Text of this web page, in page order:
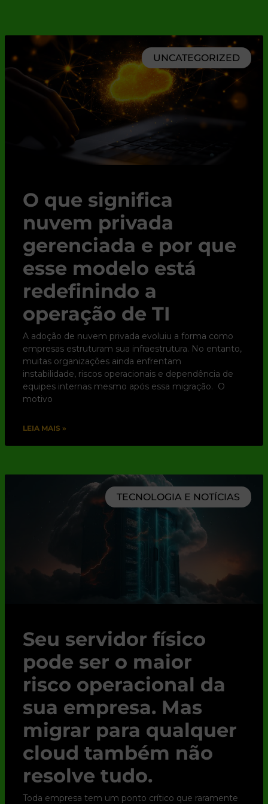
UNCATEGORIZED
O que significa
nuvem privada
gerenciada e por que
esse modelo está
redefinindo a
operação de TI
A adoção de nuvem privada evoluiu a forma como
empresas estruturam sua infraestrutura. No entanto,
muitas organizações ainda enfrentam
instabilidade, riscos operacionais e dependência de
equipes internas mesmo após essa migração. O
motivo
LEIA MAIS »
TECNOLOGIA E NOTÍCIAS
Seu servidor físico
pode ser o maior
risco operacional da
sua empresa. Mas
migrar para qualquer
cloud também não
resolve tudo.
Toda empresa tem um ponto crítico que raramente